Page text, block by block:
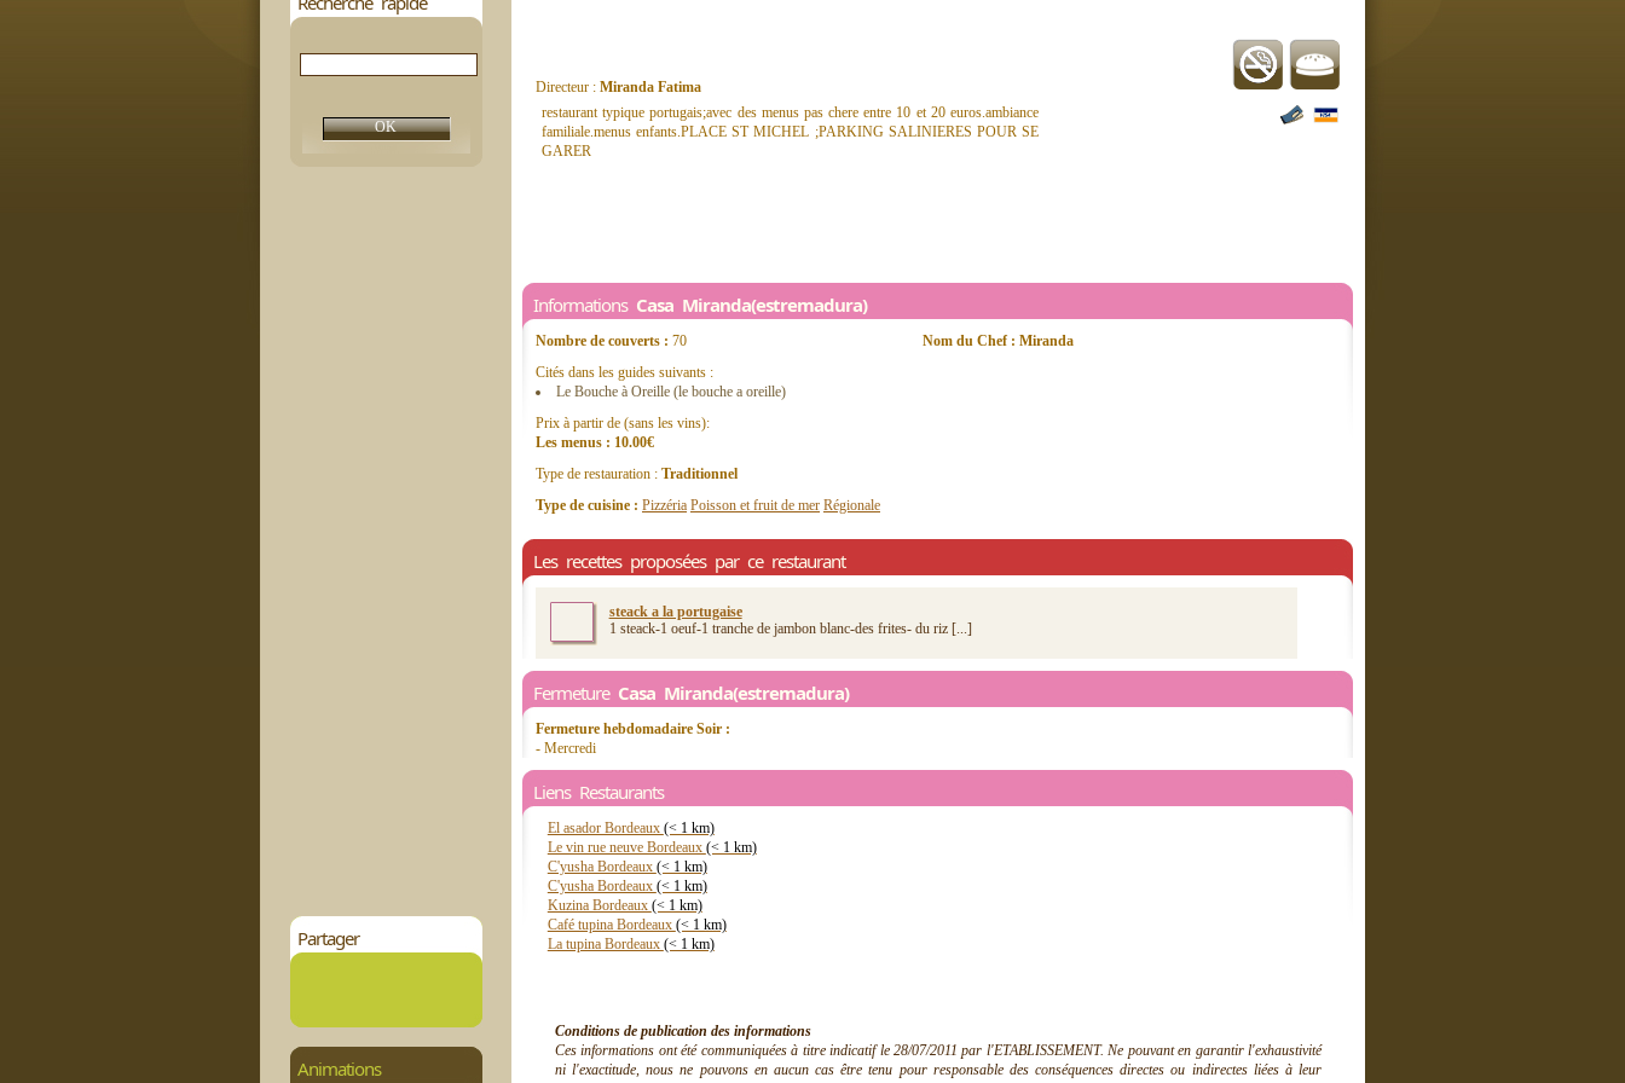
Partager
Animations
Directeur : Miranda Fatima
restaurant typique portugais;avec des menus pas chere entre 10 et 20 euros.ambiance
familiale.menus enfants.PLACE ST MICHEL ;PARKING SALINIERES POUR SE
GARER
Informations Casa Miranda(estremadura)
Nombre de couverts : 70
Cités dans les guides suivants :
Le Bouche à Oreille (le bouche a oreille)
Prix à partir de (sans les vins):
Les menus : 10.00€
Type de restauration : Traditionnel
Type de cuisine : Pizzéria Poisson et fruit de mer Régionale
Nom du Chef : Miranda
Les recettes proposées par ce restaurant
steack a la portugaise
1 steack-1 oeuf-1 tranche de jambon blanc-des frites- du riz [...]
Fermeture Casa Miranda(estremadura)
Fermeture hebdomadaire Soir :
- Mercredi
Liens Restaurants
El asador Bordeaux (< 1 km)
Le vin rue neuve Bordeaux (< 1 km)
C'yusha Bordeaux (< 1 km)
C'yusha Bordeaux (< 1 km)
Kuzina Bordeaux (< 1 km)
Café tupina Bordeaux (< 1 km)
La tupina Bordeaux (< 1 km)
Conditions de publication des informations
Ces informations ont été communiquées à titre indicatif le 28/07/2011 par l'ETABLISSEMENT. Ne pouvant en garantir l'exhaustivité
ni l'exactitude, nous ne pouvons en aucun cas être tenu pour responsable des conséquences directes ou indirectes liées à leur